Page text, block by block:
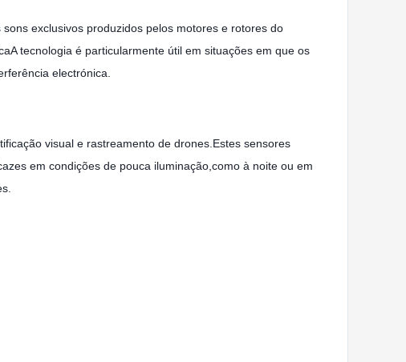
exclusivos produzidos pelos motores e rotores do
tecnologia é particularmente útil em situações em que os
electrónica.
visual e rastreamento de drones.Estes sensores
em condições de pouca iluminação,como à noite ou em